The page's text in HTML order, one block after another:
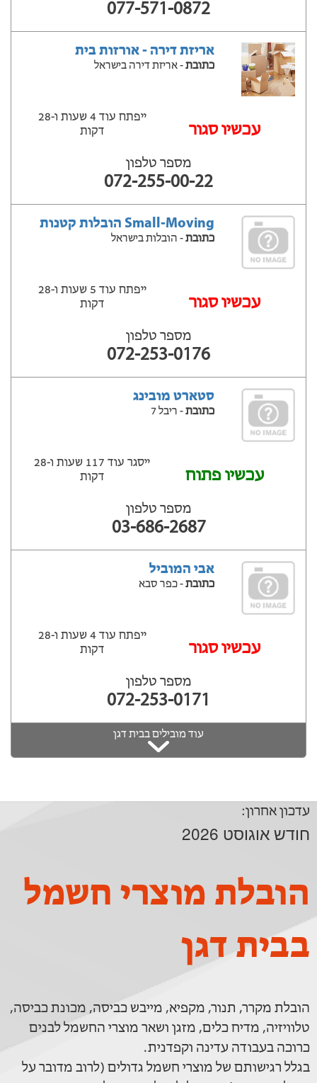
077-571-0872
אריזת דירה - אורזות בית
כתובת- אריזת דירה בישראל
‫עכשיו סגור
ייפתח עוד 4 שעות ‫ו-28
דקות
מספר טלפון
072-255-00-22
Small-Moving הובלות קטנות
כתובת- הובלות בישראל
‫עכשיו סגור
ייפתח עוד 5 שעות ‫ו-28
דקות
מספר טלפון
072-253-0176
סטארט מובינג
כתובת- ריבל 7
עכשיו פתוח
ייסגר עוד 117 שעות ‫ו-28
דקות
מספר טלפון
03-686-2687
אבי המוביל
כתובת- כפר סבא
‫עכשיו סגור
ייפתח עוד 4 שעות ‫ו-28
דקות
מספר טלפון
072-253-0171
עוד מובילים בבית דגן
עדכון אחרון:
חודש אוגוסט 2026
הובלת מוצרי חשמל
בבית דגן
הובלת מקרר, תנור, מקפיא, מייבש כביסה, מכונת כביסה,
טלוויזיה, מדיח כלים, מזגן ושאר מוצרי החשמל לבנים
כרוכה בעבודה עדינה וקפדנית.
בגלל רגישותם של מוצרי חשמל גדולים (לרוב מדובר על